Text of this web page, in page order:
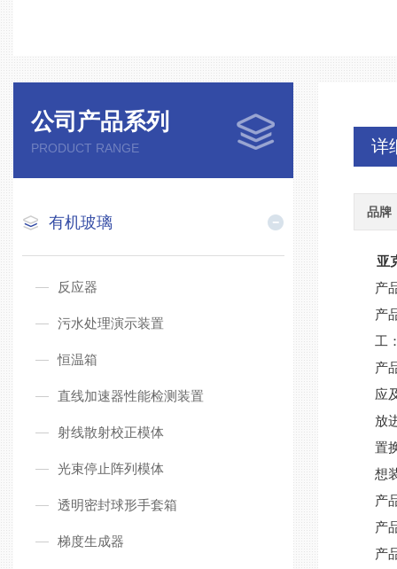
公司产品系列
PRODUCT RANGE
有机玻璃
反应器
污水处理演示装置
恒温箱
直线加速器性能检测装置
射线散射校正模体
光束停止阵列模体
透明密封球形手套箱
梯度生成器
详
品牌
亚
产
产
工
产
应
放
置
想
产
产
产